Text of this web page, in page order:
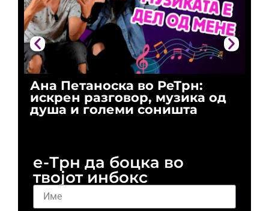
Ана Петаноска во РеТрн:
искрен разговор, музика од
душа и големи соништа
е-Трн да боцка во
твојот инбокс